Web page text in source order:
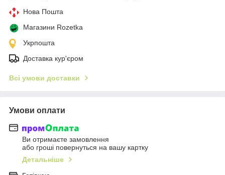
Нова Пошта
Магазини Rozetka
Укрпошта
Доставка кур'єром
Всі умови доставки
Умови оплати
Ви отримаєте замовлення
або гроші повернуться на вашу картку
Детальніше